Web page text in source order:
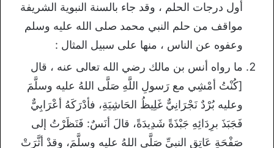
أول درجات الحلم ، وقد جاء بالسنة النبوية الشريفة
مواقف من حلم النبي محمد صلى الله عليه وسلم
وعفوه عن الناس ، منها على سبيل المثال :
ما رواه أنس بن مالك رضي الله تعالى عنه ، قال
[كُنْتُ أمْشِي مع رَسولِ اللَّهِ صَلَّى اللهُ عليه وسلَّمَ
وعليه بُرْدٌ نَجْرَانِيٌّ غَلِيظُ الحَاشِيَةِ، فأدْرَكَهُ أعْرَابِيٌّ
فَجَبَذَ برِدَائِهِ جَبْذَةً شَدِيدَةً، قالَ أنَسٌ: فَنَظَرْتُ إلى
صَفْحَةِ عَاتِقِ النبيِّ صَلَّى اللهُ عليه وسلَّمَ، وقدْ أثَّرَتْ